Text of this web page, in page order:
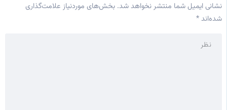
نشانی ایمیل شما منتشر نخواهد شد. بخش‌های موردنیاز علامت‌گذاری
شده‌اند*